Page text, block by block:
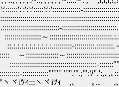
～
::::::::::.::::::::.
～::::::::::::::::～
:::::::::::::''"'"'
ｨ "'''ヽヾiﾂｨ:::ヽヾiﾂｨ ,､ ｡